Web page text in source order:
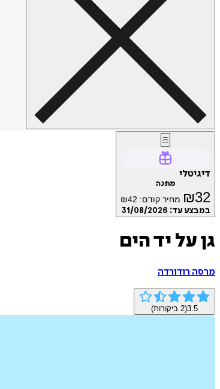
דיגיטלי
מתנה
₪32 מחיר קודם: ₪42
במבצע עד: 31/08/2026
גן על יד הים
מרסה רודורדה
3.5
(
2 ביקורות)